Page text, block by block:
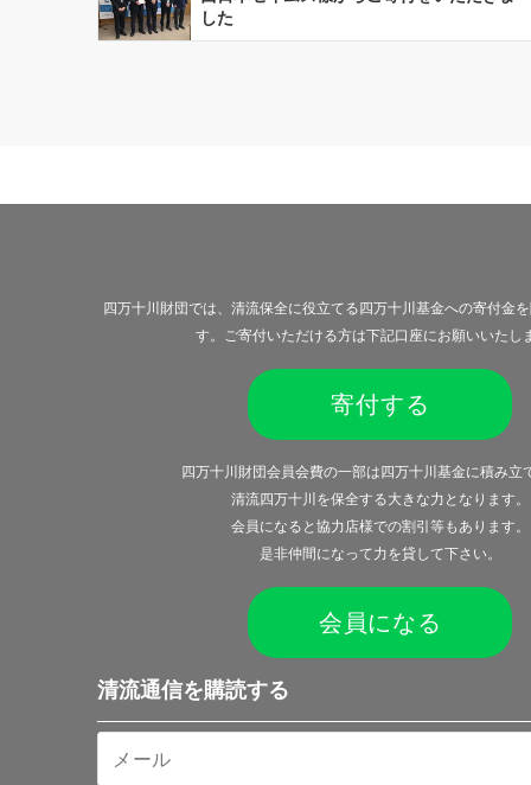
した
四万十川財団では、清流保全に役立てる四万十川基金への寄付金
す。ご寄付いただける方は下記口座にお願いいたし
寄付する
四万十川財団会員会費の一部は四万十川基金に積み立
清流四万十川を保全する大きな力となります。
会員になると 協力店様での割引等もあります。
是非仲間になって力を貸して下さい。
会員になる
清流通信を購読する